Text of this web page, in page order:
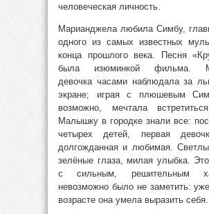
человеческая личность.
Марианджела любила Симбу,
одного из самых известных
конца прошлого века. Песня
была изюминкой фильма.
девочка часами наблюдала за
экране; играя с плюшевым
возможно, мечтала
Малышку в городке знали все:
четырех детей, первая
долгожданная и любимая.
зелёные глаза, милая улыбка.
с сильным, решительным
невозможно было не заметить:
возрасте она умела выразить себя.